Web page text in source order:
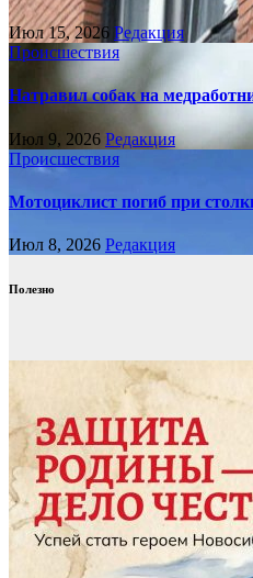
Июл 15, 2026 Редакция
Происшествия
Натравил собак на
Июл 9, 2026 Редакция
Происшествия
Мотоциклист погиб при
Июл 8, 2026 Редакция
Полезно